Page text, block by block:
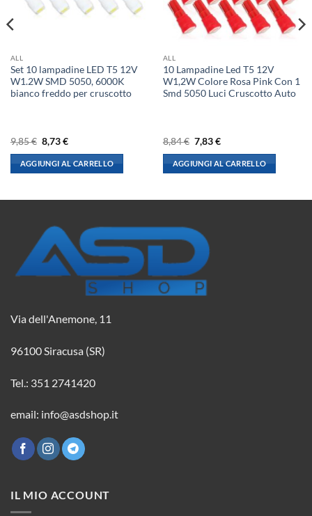
ALL
Set 10 lampadine LED T5 12V
W1.2W SMD 5050, 6000K
bianco freddo per cruscotto
9,85€ Il
prezzo
originale
era:
9,85 €.
8,73€Il
attuale
è:
8,73 €.
AGGIUNGI AL CARRELLO
ALL
10 Lampadine Led T5 12V
W1,2W Colore Rosa Pink Con 1
Smd 5050 Luci Cruscotto Auto
8,84€ Il
prezzo
originale
era:
8,84 €.
7,83€Il
attuale
è:
7,83 €.
AGGIUNGI AL CARRELLO
Via dell'Anemone, 11
96100 Siracusa (SR)
Tel.: 351 2741420
email: info@asdshop.it
IL MIO ACCOUNT